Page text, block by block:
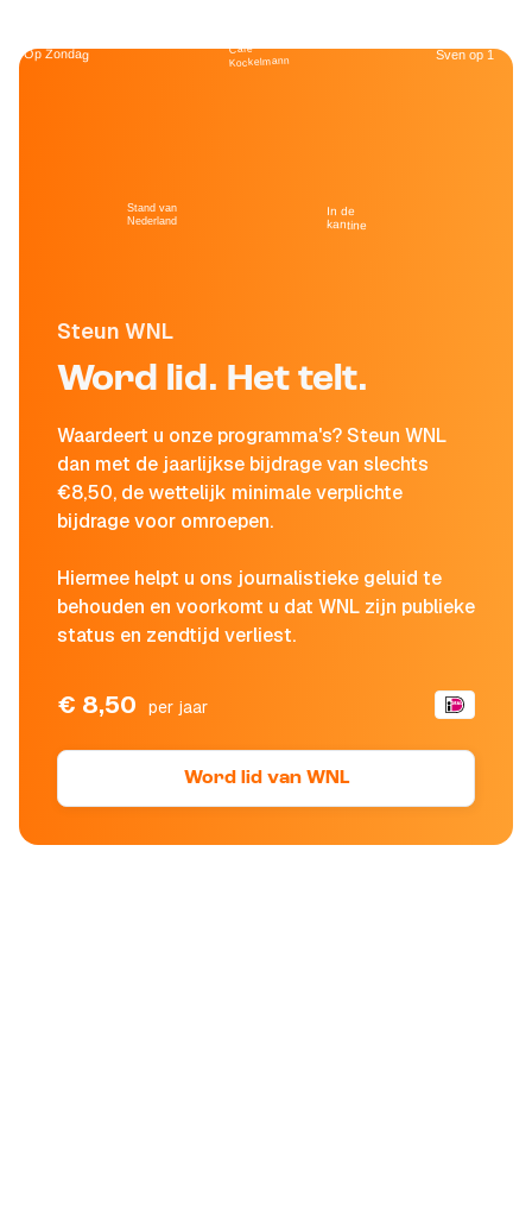
Steun WNL
Word lid. Het telt.
Waardeert u onze programma's? Steun WNL
dan met de jaarlijkse bijdrage van slechts
€8,50, de wettelijk minimale verplichte
bijdrage voor omroepen.
Hiermee helpt u ons journalistieke geluid te
behouden en voorkomt u dat WNL zijn publieke
status en zendtijd verliest.
€ 8,50 per jaar
Word lid van WNL
Op Zondag
Stand van
Nederland
Café
Kockelmann
In de
kantine
Sven op 1